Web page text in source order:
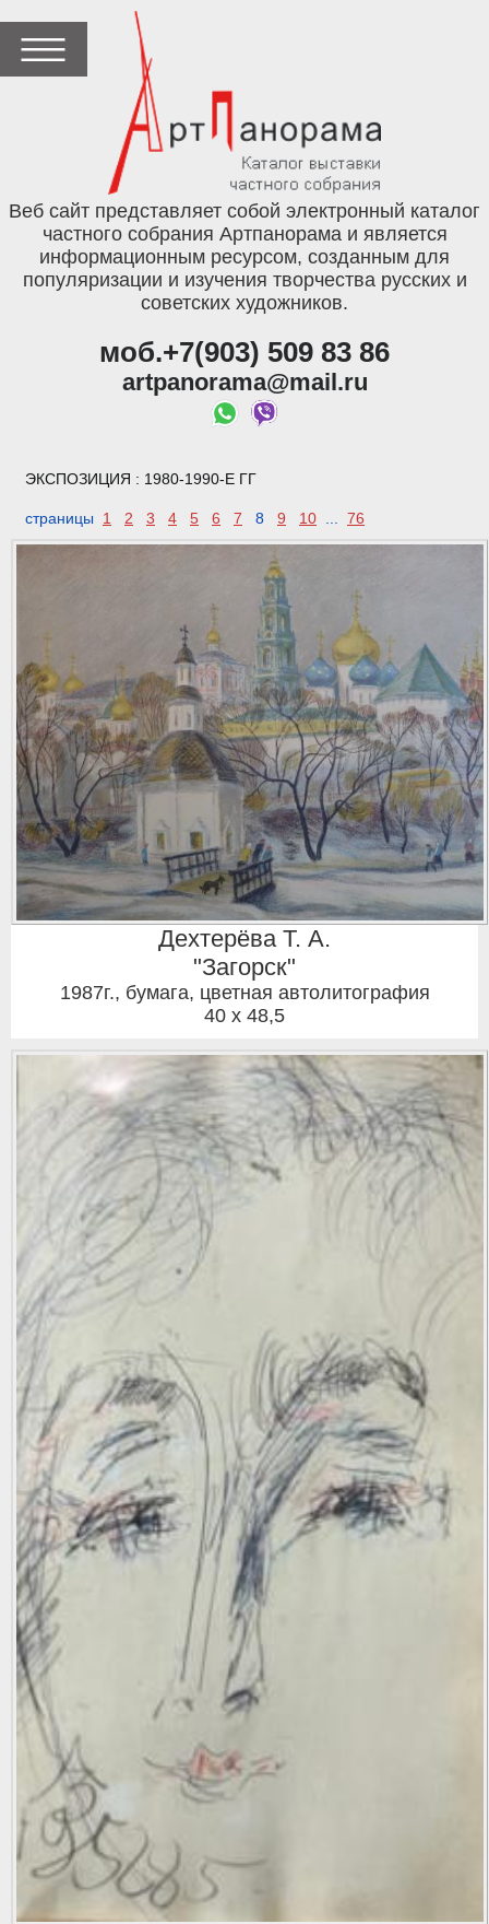
Веб сайт представляет собой электронный каталог
частного собрания Артпанорама и является
информационным ресурсом, созданным для
популяризации и изучения творчества русских и
советских художников.
моб.+7(903) 509 83 86
artpanorama@mail.ru
ЭКСПОЗИЦИЯ : 1980-1990-Е ГГ
страницы 1 2 3 4 5 6 7 8 9 10 ... 76
Дехтерёва Т. А.
"Загорск"
1987г., бумага, цветная автолитография
40 x 48,5